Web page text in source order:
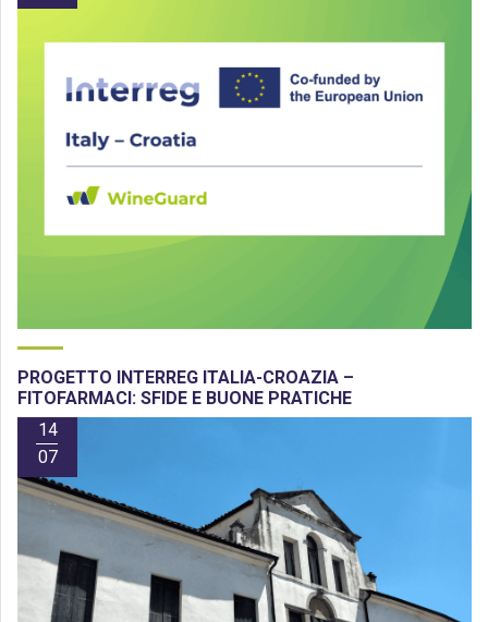
PROGETTO INTERREG ITALIA-CROAZIA –
FITOFARMACI: SFIDE E BUONE PRATICHE
14
07